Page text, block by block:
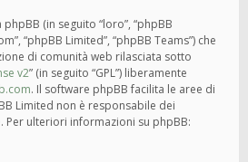
(in seguito “loro”, “phpBB
“phpBB Limited”, “phpBB Teams”) che
di comunità web rilasciata sotto
v2” (in seguito “GPL”) liberamente
. Il software phpBB facilita le aree di
Limited non è responsabile dei
Per ulteriori informazioni su phpBB: